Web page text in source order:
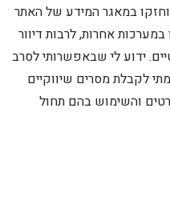
במאגר המידע של האתר
אחרות, לרבות דיוור
ידוע לי שבאפשרותי לסרב
לקבלת מסרים שיווקיים
והשימוש בהם תחול